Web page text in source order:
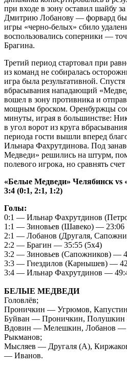
при входе в зону оставил шайбу
Дмитрию Лобанову — форвард
игры «черно-белых» сбило
воспользовались соперники —
Брагина.
Третий период стартовал при
из команд не собиралась
игра была результативной.
вбрасывания нападающий
вошел в зону противника и
мощным броском. Оренбуржцы
минуты, играя в большинстве:
в угол ворот из круга
периода гости вышли вперед
Ильнара Фахрутдинова. Под
Медведи» решились на штурм,
полевого игрока, но сравнять
«Белые Медведи» Челябинск
3:4 (0:1, 2:1, 1:2)
Голы:
0:1 — Ильнар Фахрутдинов
1:1 — Зиновьев (Шавеко) — 23:06
2:1 — Лобанов (Другаля,
2:2 — Брагин — 35:55 (5х4)
3:2 — Зиновьев (Сапожников) —
3:3 — Гнездилов (Карнышев) —
3:4 — Ильнар Фахрутдинов —
БЕЛЫЕ МЕДВЕДИ
Головлёв;
Проничкин — Угрюмов,
Буйван — Проничкин,
Вдовин — Мелешкин, Лобанов —
Рыкманов;
Мысляев — Другаля (А),
— Иванов.